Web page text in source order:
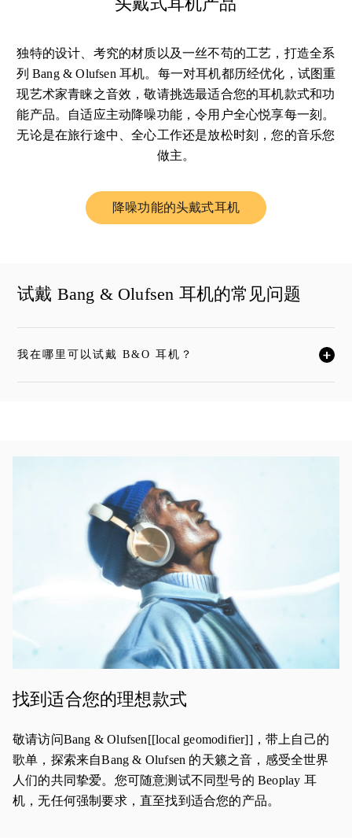
独特的设计、考究的材质以及一丝不苟的工艺，打造全系
列 Bang & Olufsen 耳机。每一对耳机都历经优化，试图重
现艺术家青睐之音效，敬请挑选最适合您的耳机款式和功
能产品。自适应主动降噪功能，令用户全心悦享每一刻。
无论是在旅行途中、全心工作还是放松时刻，您的音乐您
做主。
降噪功能的头戴式耳机
Link Opens in New Tab
试戴 Bang & Olufsen 耳机的常见问题
我在哪里可以试戴 B&O 耳机？
单击展开此描述，详细阅读
找到适合您的理想款式
敬请访问Bang & Olufsen[[local geomodifier]]，带上自己的
歌单，探索来自Bang & Olufsen 的天籁之音，感受全世界
人们的共同挚爱。您可随意测试不同型号的 Beoplay 耳
机，无任何强制要求，直至找到适合您的产品。